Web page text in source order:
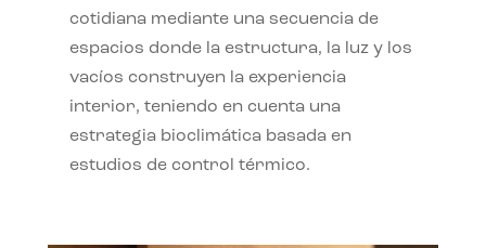
cotidiana mediante una secuencia de
espacios donde la estructura, la luz y los
vacíos construyen la experiencia
interior, teniendo en cuenta una
estrategia bioclimática basada en
estudios de control térmico.